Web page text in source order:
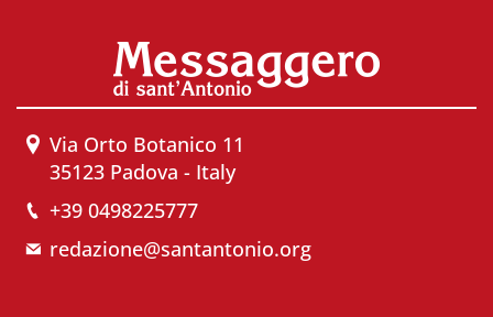
Via Orto Botanico 11
35123 Padova - Italy
+39 0498225777
redazione@santantonio.org